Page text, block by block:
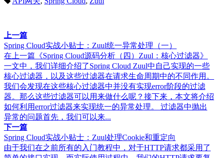
上一篇
Spring Cloud实战小贴士：Zuul统一异常处理（一）
在上一篇《Spring Cloud源码分析（四）Zuul：核心过滤器》
一文中，我们详细介绍了Spring Cloud Zuul中自己实现的一些
核心过滤器，以及这些过滤器在请求生命周期中的不同作用。
我们会发现在这些核心过滤器中并没有实现error阶段的过滤
器。那么这些过滤器可以用来做什么呢？接下来，本文将介绍
如何利用error过滤器来实现统一的异常处理。 过滤器中抛出
异常的问题首先，我们可以来...
下一篇
Spring Cloud实战小贴士：Zuul处理Cookie和重定向
由于我们在之前所有的入门教程中，对于HTTP请求都采用了